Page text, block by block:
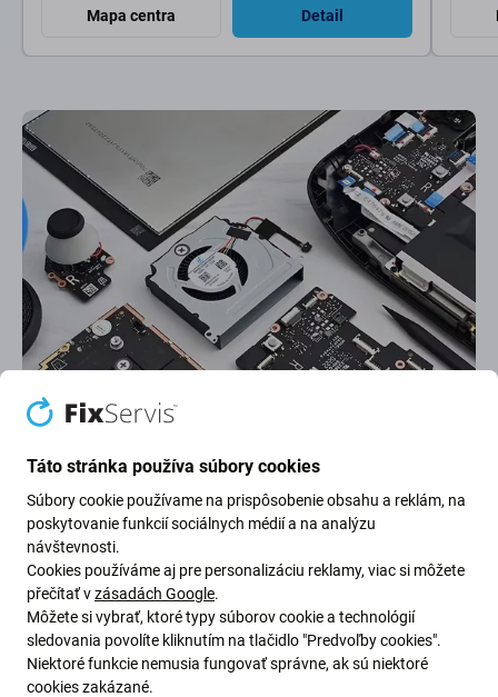
Mapa centra Detail
Najlepšie hodnotený servis
Najlepšie hodnotenie na
Prečo si vybrať
Partnerské miesta
4 expresné pobočkys 500 tisíc opravami za sebou.
Superrýchlosť!
Táto stránka používa súbory cookies
Súbory cookie používame na prispôsobenie obsahu a reklám, na
poskytovanie funkcií sociálnych médií a na analýzu
návštevnosti.
Cookies používáme aj pre personalizáciu reklamy, viac si môžete
přečítať vzásadách Google.
Môžete si vybrať, ktoré typy súborov cookie a technológií
sledovania povolíte kliknutím na tlačidlo "Predvoľby cookies".
Niektoré funkcie nemusia fungovať správne, ak sú niektoré
cookies zakázané.